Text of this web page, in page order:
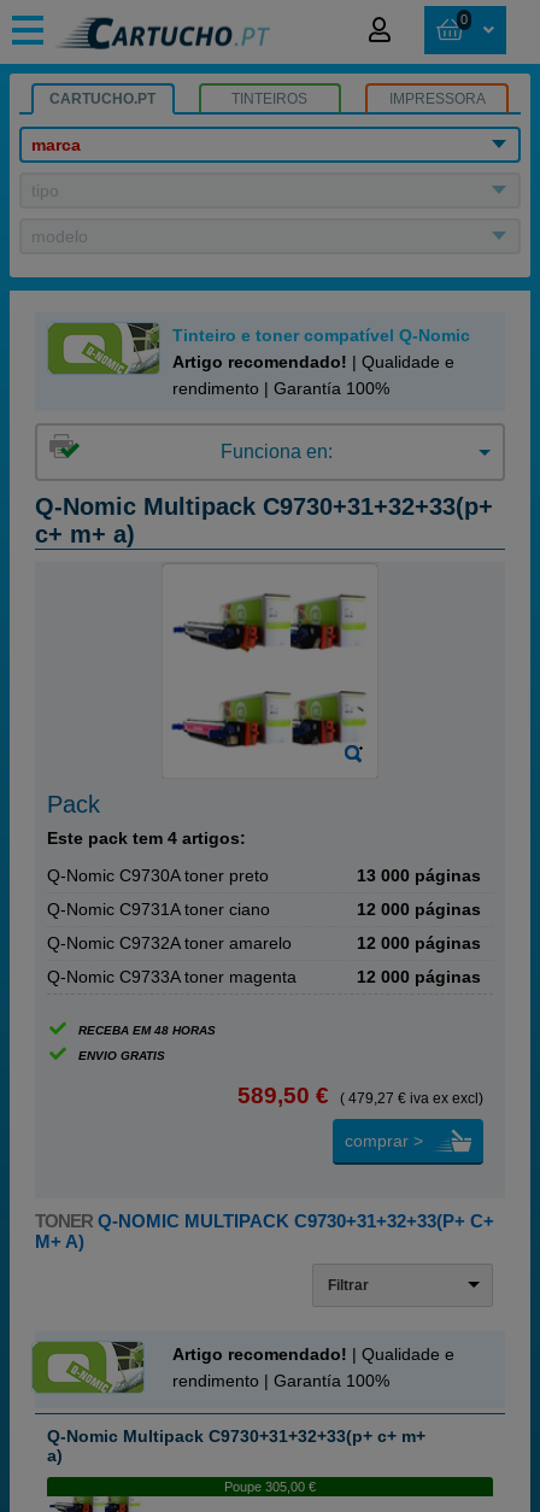
0
CARTUCHO.PT TINTEIROS IMPRESSORA
marca
tipo
modelo
Tinteiro e toner compatível Q-Nomic
Artigo recomendado! | Qualidade e
rendimento | Garantía 100%
Funciona en:
Q-Nomic Multipack C9730+31+32+33(p+
c+ m+ a)
Pack
Este pack tem 4 artigos:
Q-Nomic C9730A toner preto
13 000 páginas
Q-Nomic C9731A toner ciano
12 000 páginas
Q-Nomic C9732A toner amarelo
12 000 páginas
Q-Nomic C9733A toner magenta
12 000 páginas
RECEBA EM 48 HORAS
ENVIO GRATIS
589,50 € ( 479,27 € iva ex excl)
comprar >
TONER Q-NOMIC MULTIPACK C9730+31+32+33(P+ C+
M+ A)
Filtrar
Artigo recomendado! | Qualidade e
rendimento | Garantía 100%
Q-Nomic Multipack C9730+31+32+33(p+ c+ m+
a)
Poupe 305,00 €